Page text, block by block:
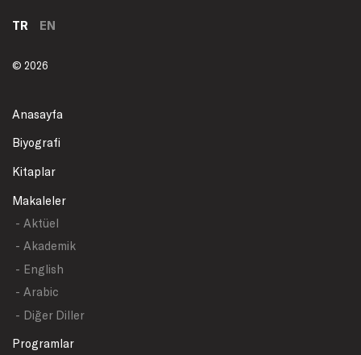
TR EN
© 2026
Anasayfa
Biyografi
Kitaplar
Makaleler
- Aktüel
- Akademik
- English
- Arabic
- Diğer Diller
Programlar